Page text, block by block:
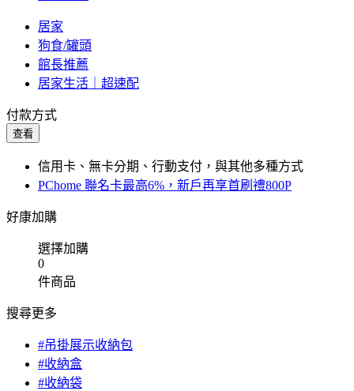
居家
狗食/罐頭
館長推薦
居家生活｜超速配
付款方式
查看
信用卡、無卡分期、行動支付，與其他多種方式
PChome 聯名卡最高6%，新戶再享首刷禮800P
好康加購
選擇加購
0
件商品
搜尋更多
#吊掛展示收納包
#收納盒
#收納袋